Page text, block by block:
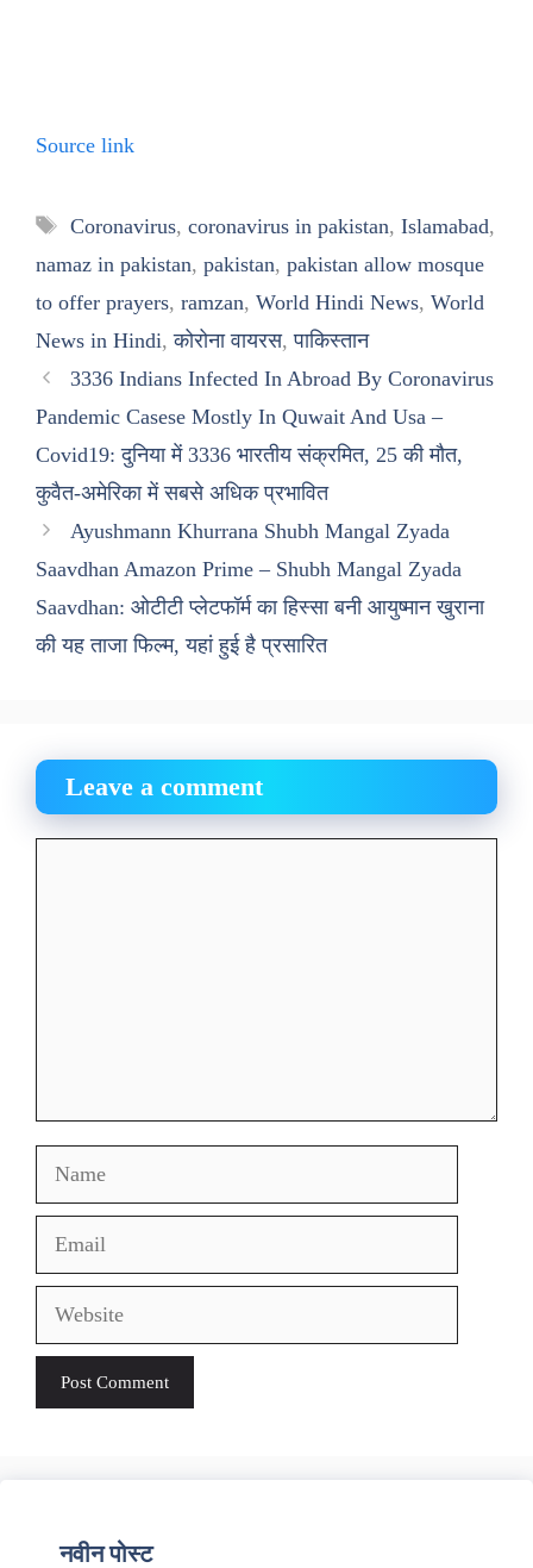
Source link
Tags
Coronavirus, coronavirus in pakistan, Islamabad,
namaz in pakistan, pakistan, pakistan allow mosque
to offer prayers, ramzan, World Hindi News, World
News in Hindi,कोरोना वायरस,पाकिस्तान
3336 Indians Infected In Abroad By Coronavirus
Pandemic Casese Mostly In Quwait And Usa –
Covid19: दुनिया में 3336 भारतीय संक्रमित, 25 की मौत,
कुवैत-अमेरिका में सबसे अधिक प्रभावित
Ayushmann Khurrana Shubh Mangal Zyada
Saavdhan Amazon Prime – Shubh Mangal Zyada
Saavdhan: ओटीटी प्लेटफॉर्म का हिस्सा बनी आयुष्मान खुराना
की यह ताजा फिल्म, यहां हुई है प्रसारित
Leave a comment
Name
Email
Website
नवीन पोस्ट